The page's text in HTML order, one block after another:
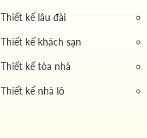
Thiết kế lâu đài
Thiết kế khách sạn
Thiết kế tòa nhà
Thiết kế nhà lô